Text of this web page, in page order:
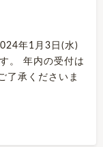
年1月3日(水)
。 年内の受付は
了承くださいま